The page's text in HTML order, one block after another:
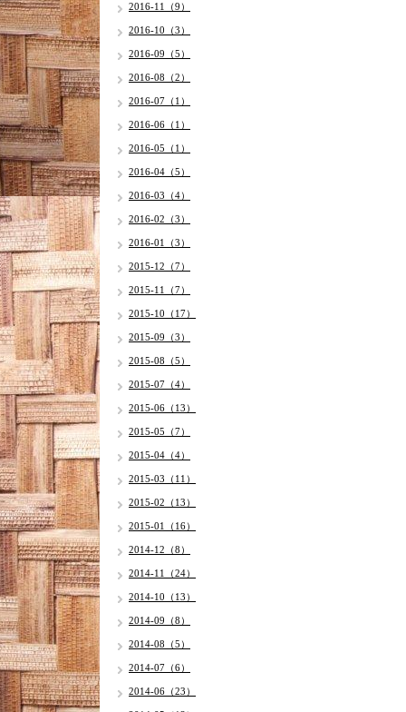
2016-11（9）
2016-10（3）
2016-09（5）
2016-08（2）
2016-07（1）
2016-06（1）
2016-05（1）
2016-04（5）
2016-03（4）
2016-02（3）
2016-01（3）
2015-12（7）
2015-11（7）
2015-10（17）
2015-09（3）
2015-08（5）
2015-07（4）
2015-06（13）
2015-05（7）
2015-04（4）
2015-03（11）
2015-02（13）
2015-01（16）
2014-12（8）
2014-11（24）
2014-10（13）
2014-09（8）
2014-08（5）
2014-07（6）
2014-06（23）